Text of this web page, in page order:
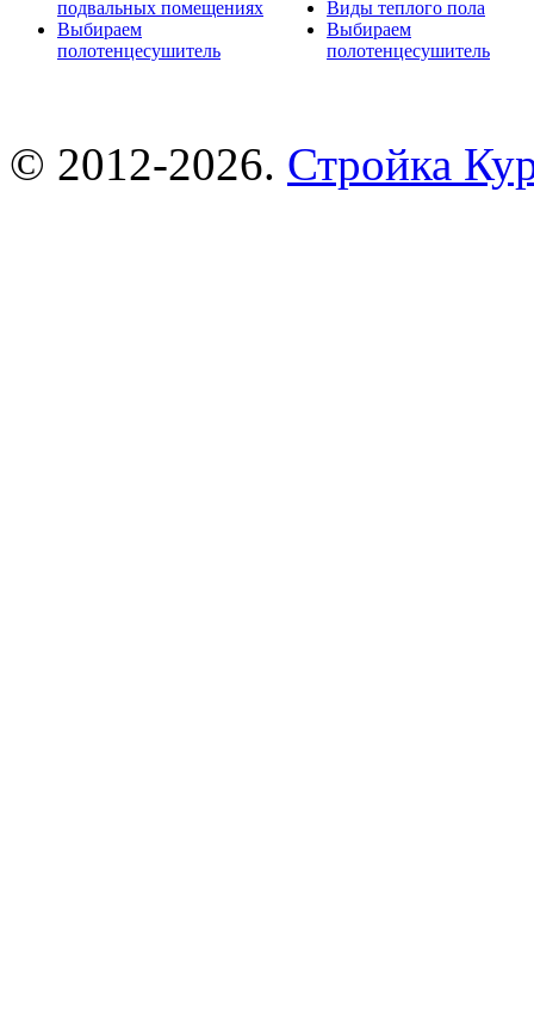
подвальных помещениях
Выбираем
полотенцесушитель
Виды теплого пола
Выбираем
полотенцесушитель
© 2012-2026. Стройка